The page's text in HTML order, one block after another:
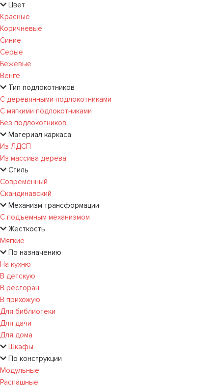
Цвет
Красные
Коричневые
Синие
Серые
Бежевые
Венге
Тип подлокотников
С деревянными подлокотниками
С мягкими подлокотниками
Без подлокотников
Материал каркаса
Из ЛДСП
Из массива дерева
Стиль
Современный
Скандинавский
Механизм трансформации
С подъемным механизмом
Жесткость
Мягкие
По назначению
На кухню
В детскую
В ресторан
В прихожую
Для библиотеки
Для дачи
Для дома
Шкафы
По конструкции
Модульные
Распашные